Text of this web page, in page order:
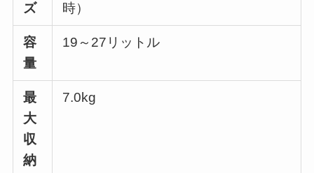
ズ
時）
容
量
19～27リットル
最
大
収
納
7.0kg